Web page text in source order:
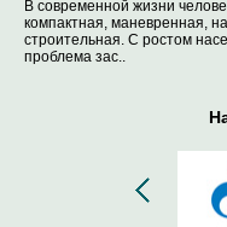
В современной жизни
компактная, маневренная,
строительная. С ростом
проблема зас..